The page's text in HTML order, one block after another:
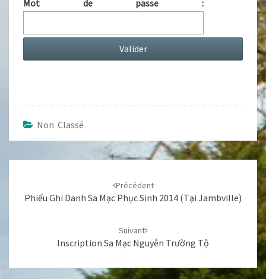
Mot de passe :
Non Classé
Précédent
Phiếu Ghi Danh Sa Mạc Phục Sinh 2014 (tại Jambville)
Suivant
Inscription Sa Mạc Nguyễn Trường Tộ